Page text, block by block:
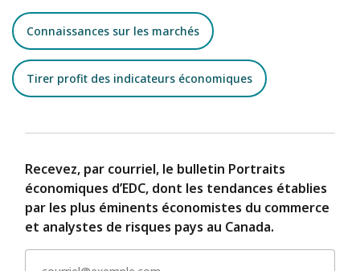
Connaissances sur les marchés
Tirer profit des indicateurs économiques
Recevez, par courriel, le bulletin Portraits
économiques d’EDC, dont les tendances établies
par les plus éminents économistes du commerce
et analystes de risques pays au Canada.